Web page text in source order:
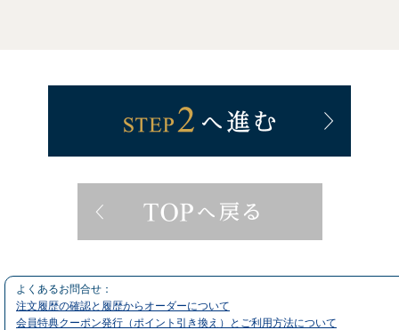
よくあるお問合せ：
注文履歴の確認と履歴からオーダーについて
会員特典クーポン発行（ポイント引き換え）とご利用方法について